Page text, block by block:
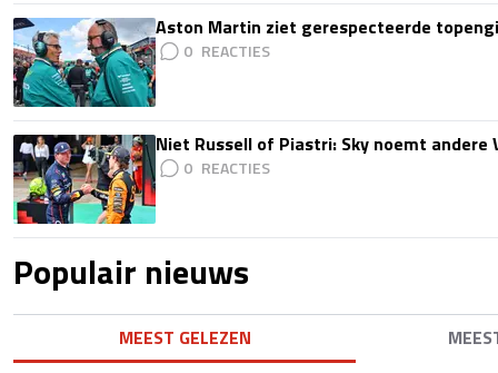
Aston Martin ziet gerespecteerde
0
Niet Russell of Piastri: Sky noemt
0
Populair nieuws
MEEST GELEZEN